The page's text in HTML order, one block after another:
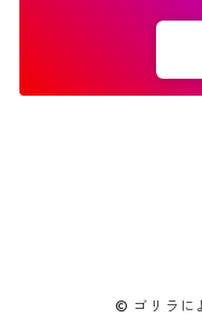
© ゴリラに